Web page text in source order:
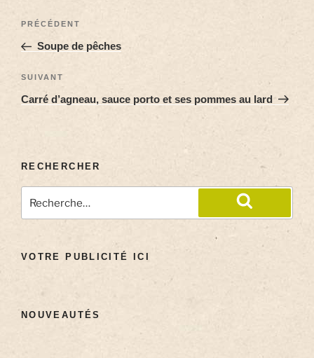
PRÉCÉDENT
Soupe de pêches
SUIVANT
Carré d’agneau, sauce porto et ses pommes au lard
RECHERCHER
VOTRE PUBLICITÉ ICI
NOUVEAUTÉS